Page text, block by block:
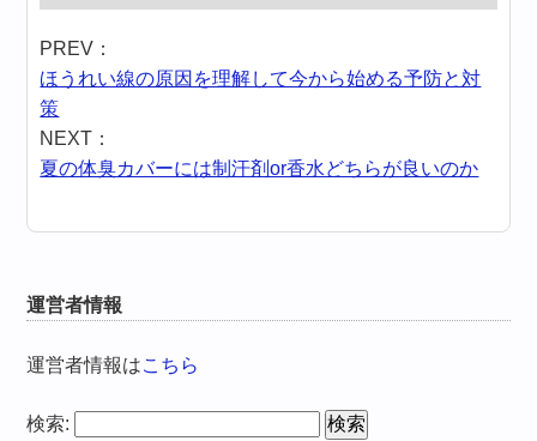
PREV：
ほうれい線の原因を理解して今から始める予防と対
策
NEXT：
夏の体臭カバーには制汗剤or香水どちらが良いのか
運営者情報
運営者情報はこちら
検索: